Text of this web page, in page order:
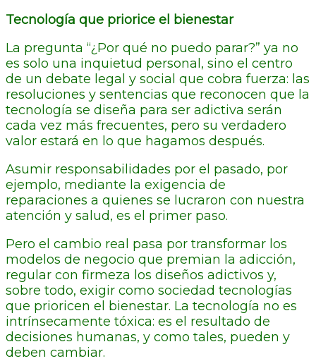
Tecnología que priorice el bienestar
La pregunta “¿Por qué no puedo parar?” ya no
es solo una inquietud personal, sino el centro
de un debate legal y social que cobra fuerza: las
resoluciones y sentencias que reconocen que la
tecnología se diseña para ser adictiva serán
cada vez más frecuentes, pero su verdadero
valor estará en lo que hagamos después.
Asumir responsabilidades por el pasado, por
ejemplo, mediante la exigencia de
reparaciones a quienes se lucraron con nuestra
atención y salud, es el primer paso.
Pero el cambio real pasa por transformar los
modelos de negocio que premian la adicción,
regular con firmeza los diseños adictivos y,
sobre todo, exigir como sociedad tecnologías
que prioricen el bienestar. La tecnología no es
intrínsecamente tóxica: es el resultado de
decisiones humanas, y como tales, pueden y
deben cambiar.